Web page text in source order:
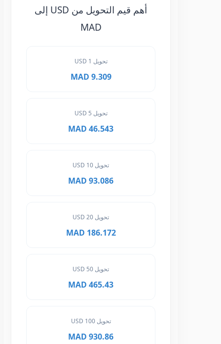
أهم قيم التحويل من USD إلى
MAD
تحويل 1 USD
9.309 MAD
تحويل 5 USD
46.543 MAD
93.086 MAD
186.172 MAD
465.43 MAD
تحويل 100 USD
930.86 MAD